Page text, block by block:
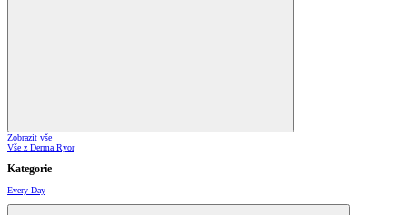
Zobrazit vše
Vše z Derma Ryor
Kategorie
Every Day